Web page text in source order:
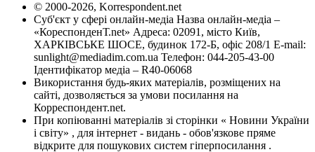
© 2000-2026, Korrespondent.net
Суб'єкт у сфері онлайн-медіа Назва онлайн-медіа –
«КореспонденТ.net» Адреса: 02091, місто Київ,
ХАРКІВСЬКЕ ШОСЕ, будинок 172-Б, офіс 208/1 E-mail:
sunlight@mediadim.com.ua Телефон: 044-205-43-00
Ідентифікатор медіа – R40-06068
Використання будь-яких матеріалів, розміщених на
сайті, дозволяється за умови посилання на
Корреспондент.net.
При копіюванні матеріалів зі сторінки « Новини України
і світу» , для інтернет - видань - обов'язкове пряме
відкрите для пошукових систем гіперпосилання .